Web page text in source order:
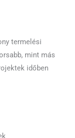
termelési
mint más
időben